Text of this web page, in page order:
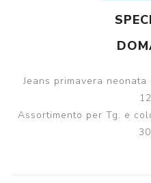
Jeans primavera
Assortimento per Tg. e